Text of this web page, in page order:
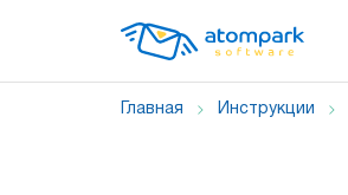
Главная Инструкции